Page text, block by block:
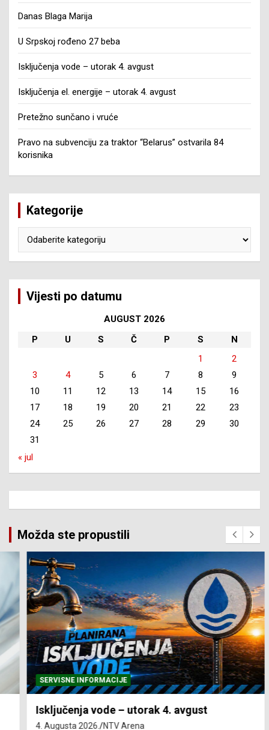
Danas Blaga Marija
U Srpskoj rođeno 27 beba
Isključenja vode – utorak 4. avgust
Isključenja el. energije – utorak 4. avgust
Pretežno sunčano i vruće
Pravo na subvenciju za traktor “Belarus” ostvarila 84
korisnika
Kategorije
Vijesti po datumu
AUGUST 2026
P
U S Č P S
N
1
2
3
4 5 6 7 8
9
10
11 12 13 14 15
16
17
18 19 20 21 22
23
24
25 26 27 28 29
30
31
« jul
Možda ste propustili
SERVISNE INFORMACIJE
Isključenja vode – utorak 4. avgust
4. Augusta 2026. NTV Arena